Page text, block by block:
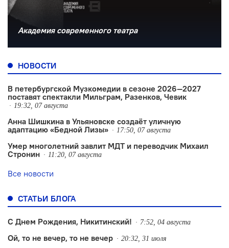
Академия современного театра
НОВОСТИ
В петербургской Музкомедии в сезоне 2026—2027
поставят спектакли Мильграм, Разенков, Чевик
19:32, 07 августа
Анна Шишкина в Ульяновске создаëт уличную
адаптацию «Бедной Лизы»
17:50, 07 августа
Умер многолетний завлит МДТ и переводчик Михаил
Стронин
11:20, 07 августа
Все новости
СТАТЬИ БЛОГА
С Днем Рождения, Никитинский! 7:52, 04 августа
Ой, то не вечер, то не вечер 20:32, 31 июля